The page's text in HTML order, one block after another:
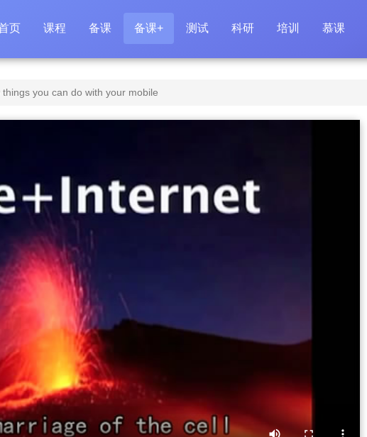
页 课程 备课 备课+ 测试 科研 培训 慕课
you can do with your mobile